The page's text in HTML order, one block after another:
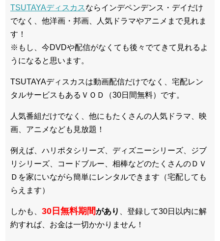
TSUTAYAディスカスならインデペンデンス・デイだけ
でなく、他洋画・邦画、人気ドラマやアニメまで見れま
す！
※もし、今DVDや配信がなくても後々でてきて見れるよ
うになると思います。
TSUTAYAディスカスは動画配信だけでなく、宅配レン
タルサービスもあるＶＯＤ（30日間無料）です。
人気番組だけでなく、他にもたくさんの人気ドラマ、映
画、アニメなども見放題！
例えば、ハリポタシリーズ、ディズニーシリーズ、ジブ
リシリーズ、コードブルー、相棒などのたくさんのＤＶ
Ｄを家にいながら簡単にレンタルできます（宅配しても
らえます）
しかも、 30日無料期間があり
、登録して30日以内に解
約すれば、お金は一切かかりません！